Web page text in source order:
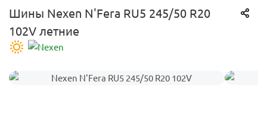
Шины Nexen N'Fera RU5 245/50 R20
102V летние